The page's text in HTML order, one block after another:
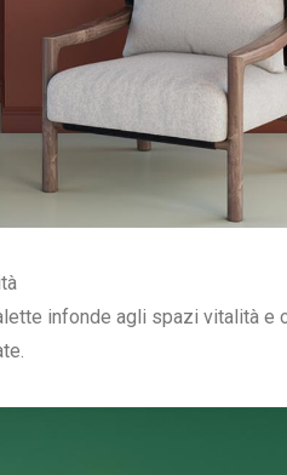
infonde agli spazi vitalità